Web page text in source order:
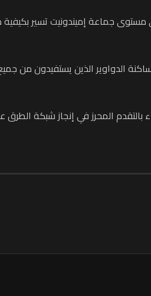
مستوى جماعة إميندونيت تسير
الدواوير الذين يستفيدون من
المحرز في إنجاز شبكة الطرق